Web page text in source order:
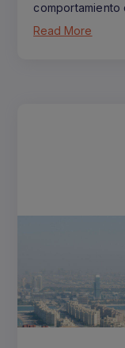
comportamiento
Read More